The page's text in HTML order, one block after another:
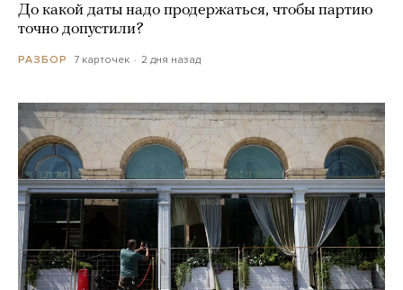
До какой даты надо продержаться, чтобы партию
точно допустили?
РАЗБОР 7 карточек 2 дня назад